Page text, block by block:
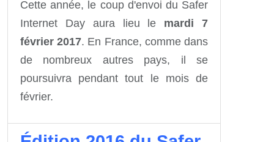
Cette année, le coup d'envoi du Safer
Internet Day aura lieu le mardi 7
février 2017. En France, comme dans
de nombreux autres pays, il se
poursuivra pendant tout le mois de
février.